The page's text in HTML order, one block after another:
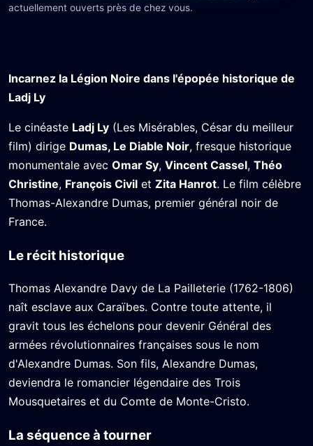
actuellement ouverts près de chez vous.
Incarnez la Légion Noire dans l'épopée historique de
Ladj Ly
Le cinéaste Ladj Ly (Les Misérables, César du meilleur
film) dirige Dumas, Le Diable Noir, fresque historique
monumentale avec Omar Sy, Vincent Cassel, Théo
Christine, François Civil et Zita Hanrot. Le film célèbre
Thomas-Alexandre Dumas, premier général noir de
France.
Le récit historique
Thomas Alexandre Davy de La Pailleterie (1762-1806)
naît esclave aux Caraïbes. Contre toute attente, il
gravit tous les échelons pour devenir Général des
armées révolutionnaires françaises sous le nom
d'Alexandre Dumas. Son fils, Alexandre Dumas,
deviendra le romancier légendaire des Trois
Mousquetaires et du Comte de Monte-Cristo.
La séquence à tourner